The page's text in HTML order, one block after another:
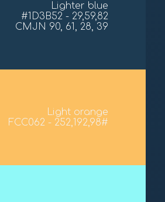
Lighter blue
#1D3B52 - 29,59,82
CMJN 90, 61, 28, 39
Light orange
#FCC062 - 252,192,98